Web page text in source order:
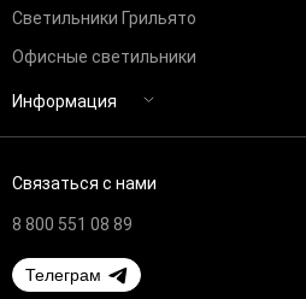
Светильники Грильято
Офисные светильники
Информация
Связаться с нами
8 800 551 08 89
Телеграм